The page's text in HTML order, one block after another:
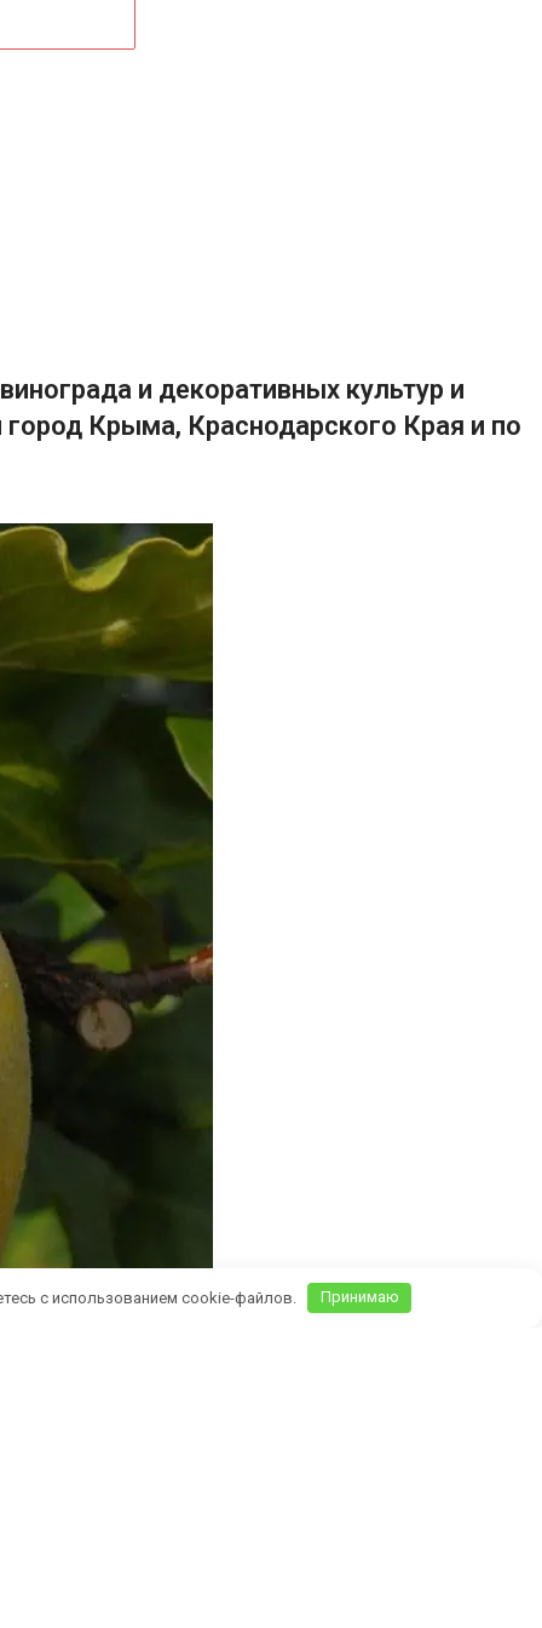
и декоративных культур и
Крыма, Краснодарского Края и по
с использованием cookie-файлов. Принимаю